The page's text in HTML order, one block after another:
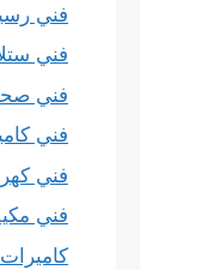
فني
فني
فني
فني
فني
فني